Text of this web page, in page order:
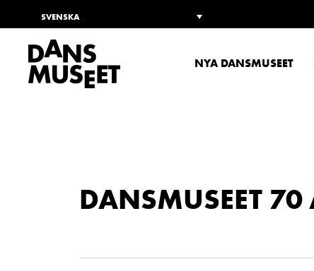
SVENSKA
NYA DANSMUSEET
DANSMUSEET 70